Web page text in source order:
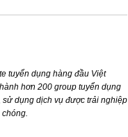
tuyển dụng hàng đầu Việt
hơn 200 group tuyển dụng
dụng dịch vụ được trải nghiệp